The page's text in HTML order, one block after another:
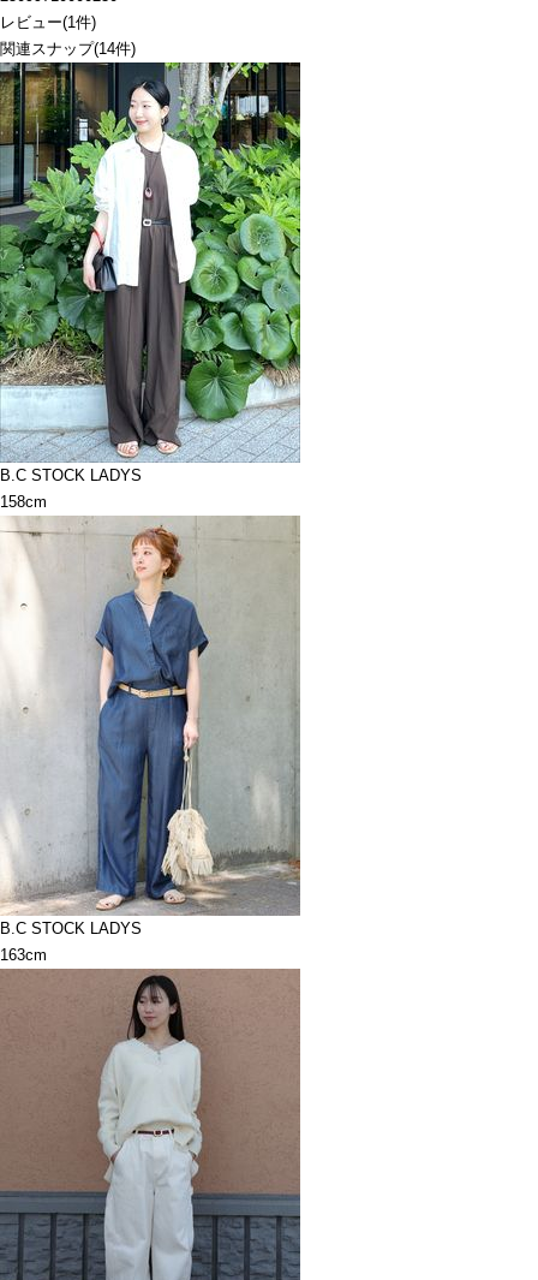
レビュー(1件)
関連スナップ(14件)
B.C STOCK LADYS
158cm
B.C STOCK LADYS
163cm